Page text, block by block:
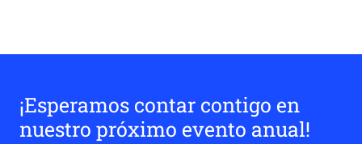
¡Esperamos contar contigo en
nuestro próximo evento anual!